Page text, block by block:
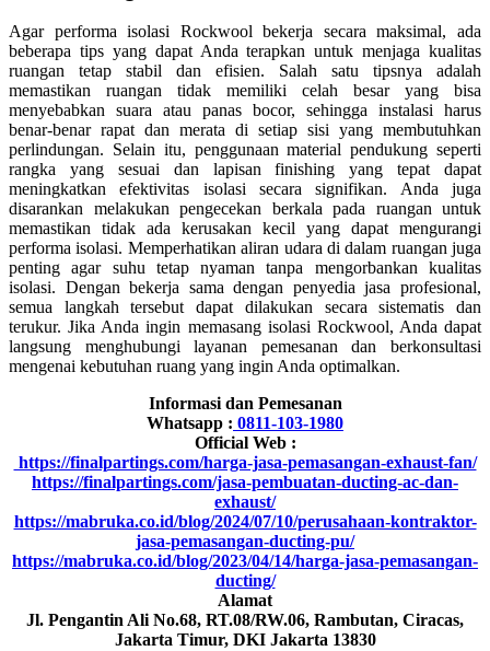
Agar performa isolasi Rockwool bekerja secara maksimal, ada
beberapa tips yang dapat Anda terapkan untuk menjaga kualitas
ruangan tetap stabil dan efisien. Salah satu tipsnya adalah
memastikan ruangan tidak memiliki celah besar yang bisa
menyebabkan suara atau panas bocor, sehingga instalasi harus
benar-benar rapat dan merata di setiap sisi yang membutuhkan
perlindungan. Selain itu, penggunaan material pendukung seperti
rangka yang sesuai dan lapisan finishing yang tepat dapat
meningkatkan efektivitas isolasi secara signifikan. Anda juga
disarankan melakukan pengecekan berkala pada ruangan untuk
memastikan tidak ada kerusakan kecil yang dapat mengurangi
performa isolasi. Memperhatikan aliran udara di dalam ruangan juga
penting agar suhu tetap nyaman tanpa mengorbankan kualitas
isolasi. Dengan bekerja sama dengan penyedia jasa profesional,
semua langkah tersebut dapat dilakukan secara sistematis dan
terukur. Jika Anda ingin memasang isolasi Rockwool, Anda dapat
langsung menghubungi layanan pemesanan dan berkonsultasi
mengenai kebutuhan ruang yang ingin Anda optimalkan.
Informasi dan Pemesanan
Whatsapp : 0811-103-1980
Official Web :
https://finalpartings.com/harga-jasa-pemasangan-exhaust-fan/
https://finalpartings.com/jasa-pembuatan-ducting-ac-dan-
exhaust/
https://mabruka.co.id/blog/2024/07/10/perusahaan-kontraktor-
jasa-pemasangan-ducting-pu/
https://mabruka.co.id/blog/2023/04/14/harga-jasa-pemasangan-
ducting/
Alamat
Jl. Pengantin Ali No.68, RT.08/RW.06, Rambutan, Ciracas,
Jakarta Timur, DKI Jakarta 13830